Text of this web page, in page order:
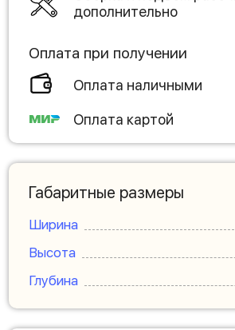
дополнительно
Оплата при получении
Оплата наличными
Оплата картой
Габаритные размеры
Ширина
Высота
Глубина